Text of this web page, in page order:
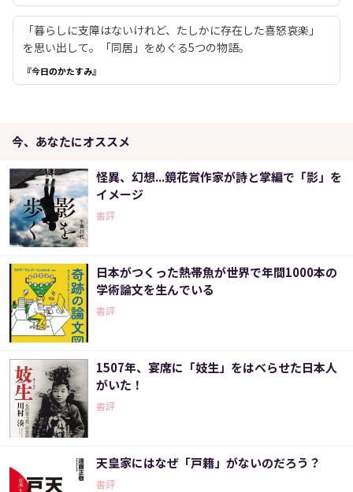
「暮らしに支障はないけれど、たしかに存在した喜怒哀楽」
を思い出して。「同居」をめぐる5つの物語。
『今日のかたすみ』
今、あなたにオススメ
怪異、幻想...鏡花賞作家が詩と掌編で「影」を
イメージ
書評
日本がつくった熱帯魚が世界で年間1000本の
学術論文を生んでいる
書評
1507年、宴席に「妓生」をはべらせた日本人
がいた！
書評
天皇家にはなぜ「戸籍」がないのだろう？
書評